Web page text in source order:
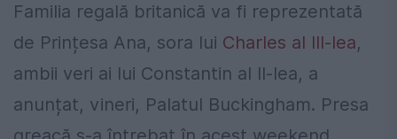
Familia regală britanică va fi reprezentată
de Prințesa Ana, sora lui Charles al III-lea,
ambii veri ai lui Constantin al II-lea, a
anunțat, vineri, Palatul Buckingham. Presa